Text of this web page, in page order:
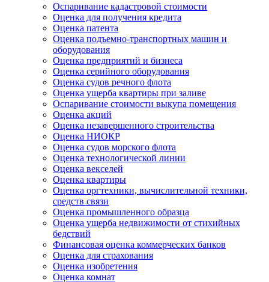
Оспаривание кадастровой стоимости
Оценка для получения кредита
Оценка патента
Оценка подъемно-транспортных машин и
оборудования
Оценка предприятий и бизнеса
Оценка серийного оборудования
Оценка судов речного флота
Оценка ущерба квартиры при заливе
Оспаривание стоимости выкупа помещения
Оценка акций
Оценка незавершенного строительства
Оценка НИОКР
Оценка судов морского флота
Оценка технологической линии
Оценка векселей
Оценка квартиры
Оценка оргтехники, вычислительной техники,
средств связи
Оценка промышленного образца
Оценка ущерба недвижимости от стихийных
бедствий
Финансовая оценка коммерческих банков
Оценка для страхования
Оценка изобретения
Оценка комнат